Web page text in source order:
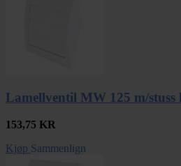
Lamellventil MW 125 m/stuss
153,75 KR
Kjøp Sammenlign